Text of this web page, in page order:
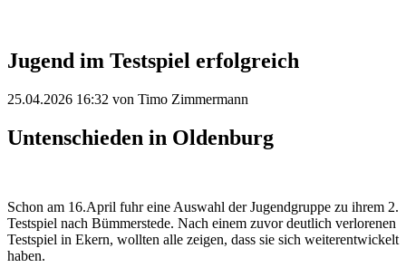
Jugend im Testspiel erfolgreich
25.04.2026 16:32 von Timo Zimmermann
Untenschieden in Oldenburg
Schon am 16.April fuhr eine Auswahl der Jugendgruppe zu ihrem 2.
Testspiel nach Bümmerstede. Nach einem zuvor deutlich verlorenen
Testspiel in Ekern, wollten alle zeigen, dass sie sich weiterentwickelt
haben.